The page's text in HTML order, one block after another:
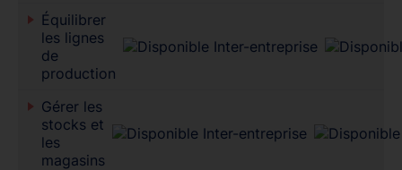
Équilibrer
les lignes
de
production
Gérer les
stocks et
les
magasins